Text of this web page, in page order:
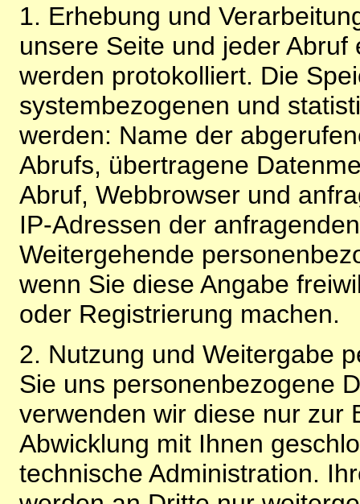
1. Erhebung und
unsere Seite und jeder
werden protokolliert. Die
systembezogenen und
werden: Name der
Abrufs, übertragene
Abruf, Webbrowser und
IP-Adressen der
Weitergehende
wenn Sie diese Angabe
oder Registrierung machen.
2. Nutzung und Weitergabe
Sie uns personenbezogene
verwenden wir diese nur zur
Abwicklung mit Ihnen
technische Administration.